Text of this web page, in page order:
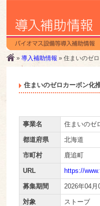
» 導入補助情報 » 住まいのゼ
住まいのゼロカーボン化
事業名 住まいのゼ
都道府県 北海道
市町村 鹿追町
URL https://
募集期間 2026年04月
対象 ストーブ